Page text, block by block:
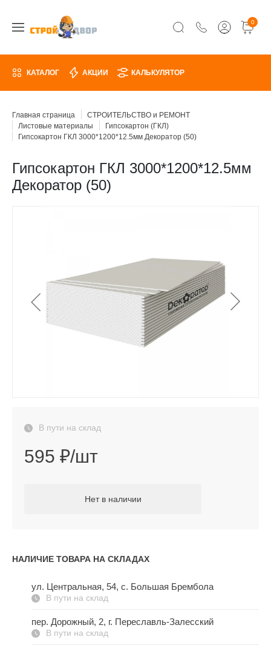
0
КАТАЛОГ АКЦИИ КАЛЬКУЛЯТОР
Главная страница
СТРОИТЕЛЬСТВО и РЕМОНТ
Листовые материалы
Гипсокартон (ГКЛ)
Гипсокартон ГКЛ 3000*1200*12.5мм Декоратор (50)
Гипсокартон ГКЛ 3000*1200*12.5мм
Декоратор (50)
В пути на склад
595 ₽/шт
Нет в наличии
НАЛИЧИЕ ТОВАРА НА СКЛАДАХ
ул. Центральная, 54, c. Большая Брембола
В пути на склад
пер. Дорожный, 2, г. Переславль-Залесский
В пути на склад